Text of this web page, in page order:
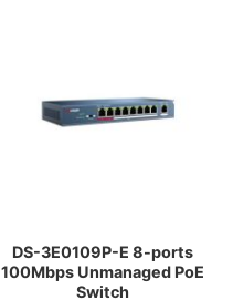
DS-3E0109P-E 8-ports
100Mbps Unmanaged PoE
Switch